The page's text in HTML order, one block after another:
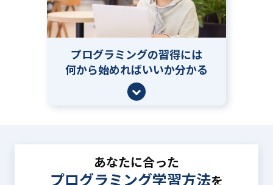
プログラミングの習得には
何から始めればいいか分かる
あなたに合った
プログラミング学習方法を